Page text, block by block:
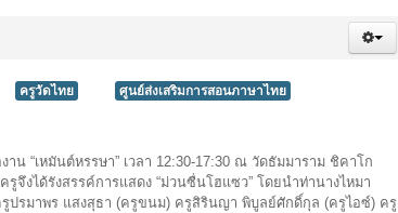
ครูวัดไทย ศูนย์ส่งเสริมการสอนภาษาไทย
“เหมันต์หรรษา” เวลา 12:30-17:30 ณ วัดธัมมาราม ชิคาโก
ได้รังสรรค์การแสดง “ม่วนซื่นโฮแซว” โดยนำท่านางไหมา
ปรมาพร แสงสุธา (ครูขนม) ครูสิรินญา พิบูลย์ศักดิ์กุล (ครูไอซ์) ครู